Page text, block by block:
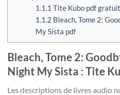
1.1.1 Tite Kubo pdf gratuit
1.1.2 Bleach, Tome 2:
My Sista pdf
Bleach, Tome 2:
Night My Sista : Tite
Les descriptions de livres audio